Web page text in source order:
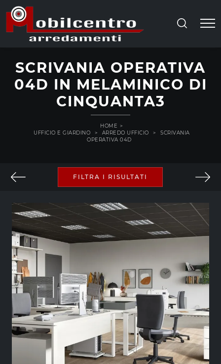
SCRIVANIA OPERATIVA
04D IN MELAMINICO DI
CINQUANTA3
HOME >
UFFICIO E GIARDINO
> ARREDO UFFICIO >
SCRIVANIA
OPERATIVA 04D
FILTRA I RISULTATI